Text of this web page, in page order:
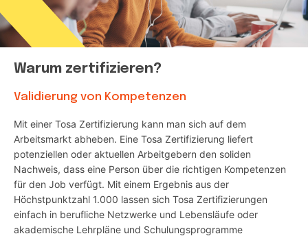
Warum zertifizieren?
Validierung von Kompetenzen
Mit einer Tosa Zertifizierung kann man sich auf dem
Arbeitsmarkt abheben. Eine Tosa Zertifizierung liefert
potenziellen oder aktuellen Arbeitgebern den soliden
Nachweis, dass eine Person über die richtigen Kompetenzen
für den Job verfügt. Mit einem Ergebnis aus der
Höchstpunktzahl 1.000 lassen sich Tosa Zertifizierungen
einfach in berufliche Netzwerke und Lebensläufe oder
akademische Lehrpläne und Schulungsprogramme